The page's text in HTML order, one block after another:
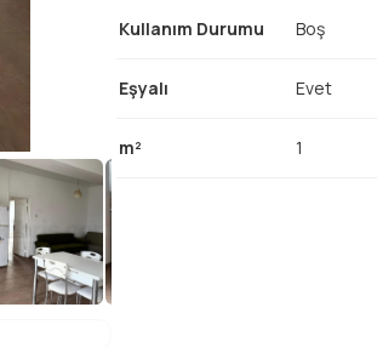
Kullanım Durumu Boş
Eşyalı Evet
m² 1